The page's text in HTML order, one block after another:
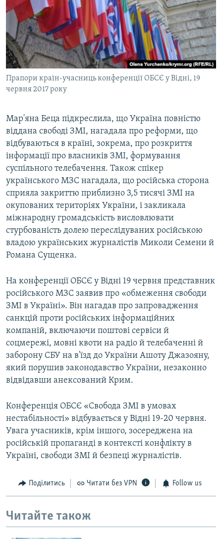
Прапори країн-учасниць конференції ОБСЄ у Відні, 19
червня 2017 року
Мар'яна Беца підкреслила, що Україна повністю
віддана свободі ЗМІ, нагадала про реформи, що
відбуваються в країні, зокрема, про розкриття
інформації про власників ЗМІ, формування
суспільного телебачення. Також спікер
українського МЗС нагадала, що російська сторона
сприяла закриттю приблизно 3,5 тисячі ЗМІ на
окупованих територіях України, і закликала
міжнародну громадськість висловлювати
стурбованість долею переслідуваних російською
владою українських журналістів Миколи Семени й
Романа Сущенка.
На конференції ОБСЄ у Відні 19 червня представник
російського МЗС заявив про «обмеження свободи
ЗМІ в Україні». Він нагадав про запровадження
санкцій проти російських інформаційних
компаній, включаючи поштові сервіси й
соцмережі, мовні квоти на радіо й телебаченні й
заборону СБУ на в'їзд до України Ашоту Джазояну,
який порушив законодавство України, незаконно
відвідавши анексований Крим.
Конференція ОБСЄ «Свобода ЗМІ в умовах
нестабільності» відбувається у Відні 19-20 червня.
Увага учасників, крім іншого, зосереджена на
російській пропаганді в контексті конфлікту в
Україні, свободи ЗМІ й безпеці журналістів.
Поділитись Читати без VPN Follow us
Читайте також